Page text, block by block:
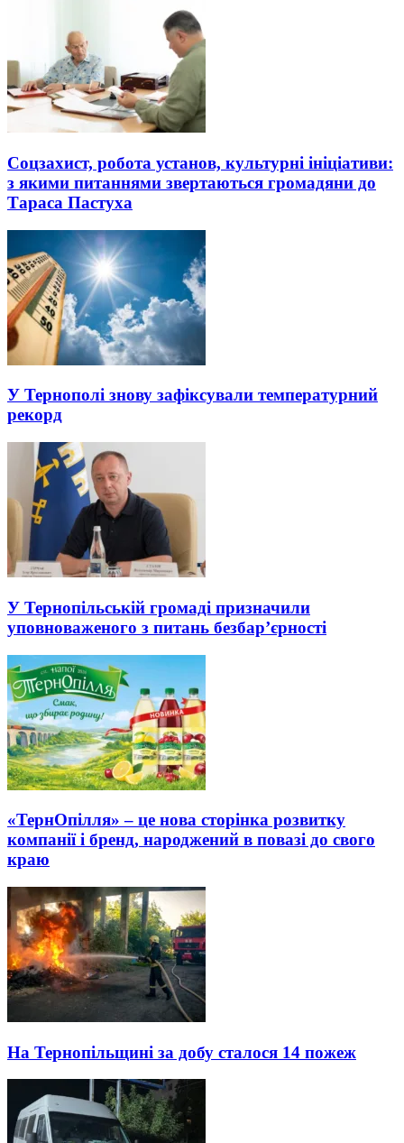
Соцзахист, робота установ, культурні ініціативи:
з якими питаннями звертаються громадяни до
Тараса Пастуха
У Тернополі знову зафіксували температурний
рекорд
У Тернопільській громаді призначили
уповноваженого з питань безбар’єрності
«ТернОпілля» – це нова сторінка розвитку
компанії і бренд, народжений в повазі до свого
краю
На Тернопільщині за добу сталося 14 пожеж